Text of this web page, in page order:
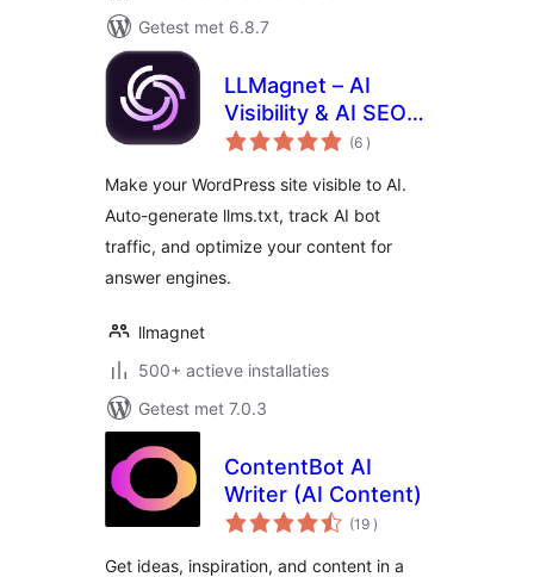
Getest met 6.8.7
LLMagnet – AI
Visibility & AI SEO
for Claude,
(6 aantal
beoordelingen
)
Make your WordPress site visible to AI.
Auto-generate llms.txt, track AI bot
traffic, and optimize your content for
answer engines.
llmagnet
500+ actieve installaties
Getest met 7.0.3
ContentBot AI
Writer (AI Content)
(19 aantal
beoordelingen
)
Get ideas, inspiration, and content in a